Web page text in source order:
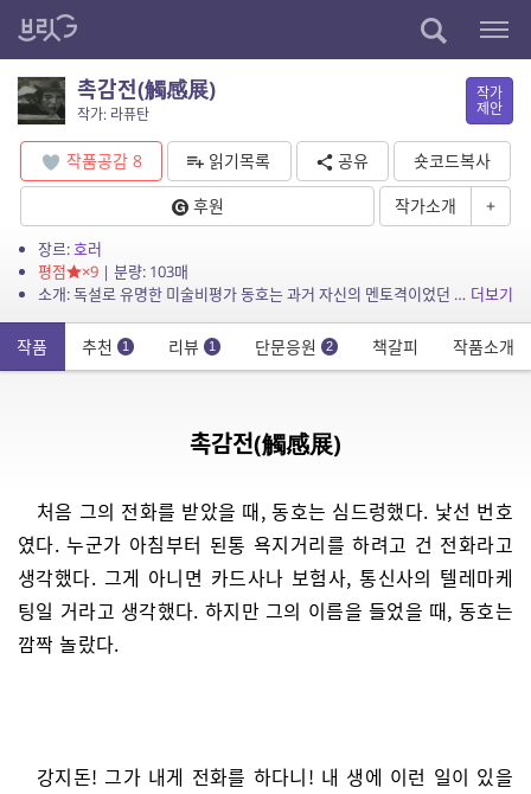
촉감전(觸感展)
작가: 라퓨탄
작가
제안
작품공감 8 읽기목록 공유
숏코드복사
후원
작가소개 +
장르:호러
평점
×9| 분량: 103매
소개: 독설로 유명한 미술비평가 동호는 과거 자신의 멘토격이었던 지돈의 전화를 받고 그를 찾아간다. 그리고 어느새 조각가로 변신한 그의 작품을 감상하게 되는데…. 더보기
작품 추천 1 리뷰 1 단문응원 2 책갈피 작품소개
촉감전(觸感展)
처음 그의 전화를 받았을 때, 동호는 심드렁했다. 낯선 번호
였다. 누군가 아침부터 된통 욕지거리를 하려고 건 전화라고
생각했다. 그게 아니면 카드사나 보험사, 통신사의 텔레마케
팅일 거라고 생각했다. 하지만 그의 이름을 들었을 때, 동호는
깜짝 놀랐다.
강지돈! 그가 내게 전화를 하다니! 내 생에 이런 일이 있을